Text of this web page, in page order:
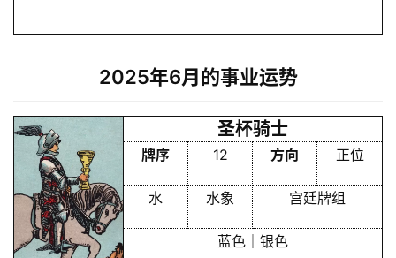
2025年6月的事业运势
圣杯骑士
牌序 12 方向 正位
水 水象 宫廷牌组
蓝色｜银色